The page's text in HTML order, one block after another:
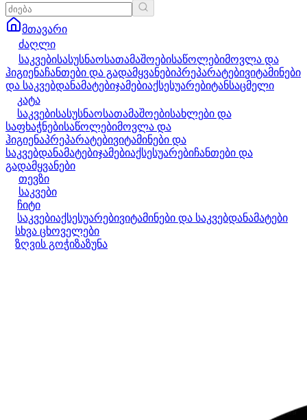
მთავარი
ძაღლი
საკვებისასუსნაოსათამაშოებისაწოლებიმოვლა და
ჰიგიენაჩანთები და გადამყვანებიპრეპარატებივიტამინები
და საკვებდანამატებიჯამებიაქსესუარებიტანსაცმელი
კატა
საკვებისასუსნაოსათამაშოებისახლები და
საფხაჭნებისაწოლებიმოვლა და
ჰიგიენაპრეპარატებივიტამინები და
საკვებდანამატებიჯამებიაქსესუარებიჩანთები და
გადამყვანები
თევზი
საკვები
ჩიტი
საკვებიაქსესუარებივიტამინები და საკვებდანამატები
სხვა ცხოველები
ზღვის გოჭიზაზუნა